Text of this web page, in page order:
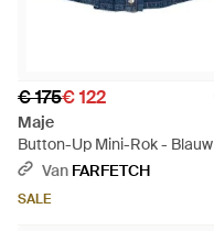
€ 175€ 122
Maje
Button-Up Mini-Rok - Blauw
Van FARFETCH
SALE